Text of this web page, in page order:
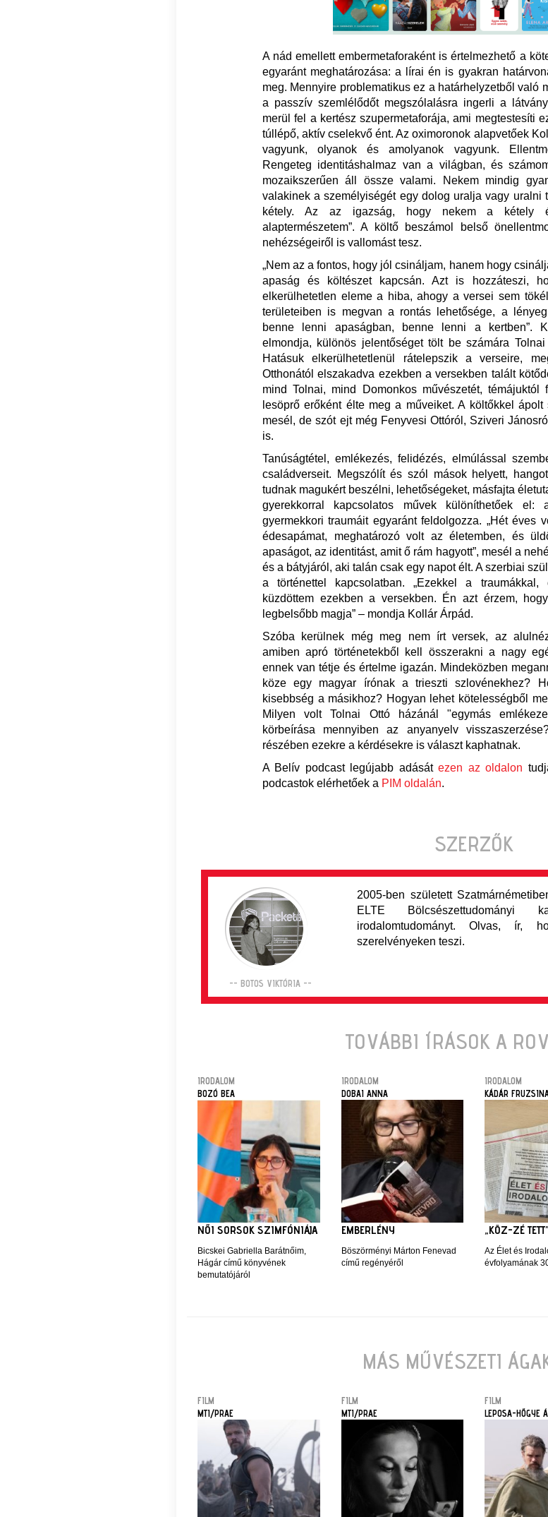
A nád emellett embermetaforaként is értelmezhető a
egyaránt meghatározása: a lírai én is gyakran
meg. Mennyire problematikus ez a határhelyzetből való
a passzív szemlélődőt megszólalásra ingerli a
merül fel a kertész szupermetaforája, ami megtestesíti
túllépő, aktív cselekvő ént. Az oximoronok alapvetőek
vagyunk, olyanok és amolyanok vagyunk.
Rengeteg identitáshalmaz van a világban, és
mozaikszerűen áll össze valami. Nekem mindig
valakinek a személyiségét egy dolog uralja vagy uralni
kétely. Az az igazság, hogy nekem a kétely
alaptermészetem”. A költő beszámol belső
nehézségeiről is vallomást tesz.
„Nem az a fontos, hogy jól csináljam, hanem hogy
apaság és költészet kapcsán. Azt is hozzáteszi,
elkerülhetetlen eleme a hiba, ahogy a versei sem
területeiben is megvan a rontás lehetősége, a
benne lenni apaságban, benne lenni a kertben”.
elmondja, különös jelentőséget tölt be számára
Hatásuk elkerülhetetlenül rátelepszik a verseire,
Otthonától elszakadva ezekben a versekben talált
mind Tolnai, mind Domonkos művészetét, témájuktól
lesöprő erőként élte meg a műveiket. A költőkkel
mesél, de szót ejt még Fenyvesi Ottóról, Sziveri
is.
Tanúságtétel, emlékezés, felidézés, elmúlással
családverseit. Megszólít és szól mások helyett,
tudnak magukért beszélni, lehetőségeket, másfajta
gyerekkorral kapcsolatos művek különíthetőek el:
gyermekkori traumáit egyaránt feldolgozza. „Hét éves
édesapámat, meghatározó volt az életemben, és
apaságot, az identitást, amit ő rám hagyott”, mesél a
és a bátyjáról, aki talán csak egy napot élt. A szerbiai
a történettel kapcsolatban. „Ezekkel a traumákkal,
küzdöttem ezekben a versekben. Én azt érzem,
legbelsőbb magja” – mondja Kollár Árpád.
Szóba kerülnek még meg nem írt versek, az
amiben apró történetekből kell összerakni a nagy
ennek van tétje és értelme igazán. Mindeközben
köze egy magyar írónak a trieszti szlovénekhez?
kisebbség a másikhoz? Hogyan lehet kötelességből
Milyen volt Tolnai Ottó házánál "egymás
körbeírása mennyiben az anyanyelv
részében ezekre a kérdésekre is választ kaphatnak.
A Belív podcast legújabb adásátezen az oldalon
podcastok elérhetőek a PIM oldalán.
SZERZŐK
-- BOTOS VIKTÓRIA --
2005-ben született
ELTE
irodalomtudományt. Olvas, ír,
szerelvényeken teszi.
TOVÁBBI ÍRÁSOK A
IRODALOM
BOZÓ BEA
NŐI SORSOK SZIMFÓNIÁJA
Bicskei Gabriella Barátnőim,
Hágár című könyvének
bemutatójáról
IRODALOM
DOBAI ANNA
EMBERLÉNY
Böszörményi Márton Fenevad
című regényéről
IRODALOM
KÁDÁR
„KÖZ-ZÉ
Az Élet és
évfolyamának
MÁS MŰVÉSZETI
FILM
MTI/PRAE
FILM
MTI/PRAE
FILM
LEPOSA-HŐGYE